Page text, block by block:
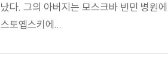
다. 그의 아버지는 모스크바 빈민 병원
토옙스키에...